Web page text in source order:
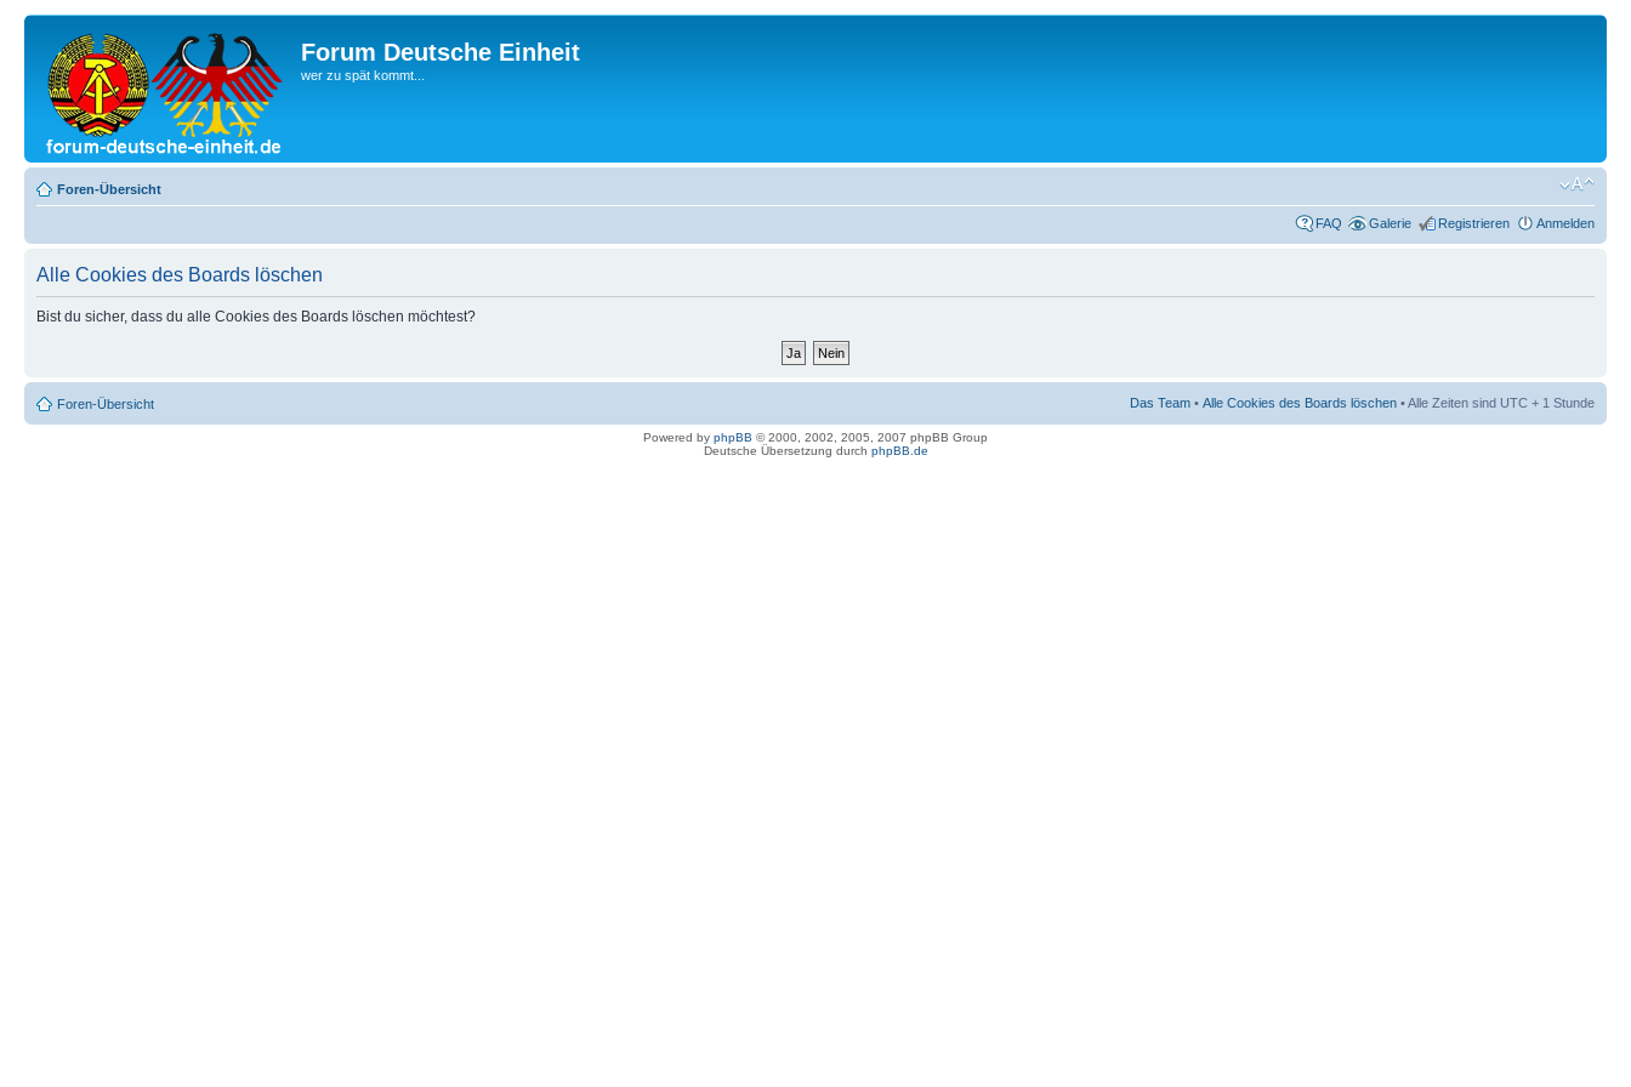
Forum Deutsche Einheit
wer zu spät kommt...
Foren-Übersicht
FAQ Galerie Registrieren Anmelden
Alle Cookies des Boards löschen
Bist du sicher, dass du alle Cookies des Boards löschen möchtest?
Foren-Übersicht Das Team • Alle Cookies des Boards löschen • Alle Zeiten sind UTC + 1 Stunde
Powered by phpBB © 2000, 2002, 2005, 2007 phpBB Group
Deutsche Übersetzung durch phpBB.de